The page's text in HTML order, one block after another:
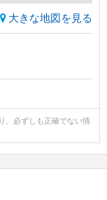
大きな地図を見る
、必ずしも正確でない情